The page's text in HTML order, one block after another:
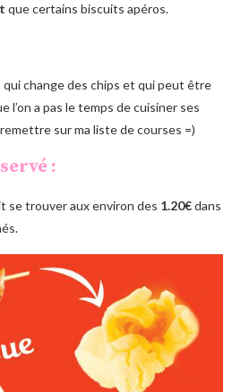
que certains biscuits apéros.
qui change des chips et qui peut être
l’on a pas le temps de cuisiner ses
sur ma liste de courses =)
:
se trouver aux environ des 1.20€dans